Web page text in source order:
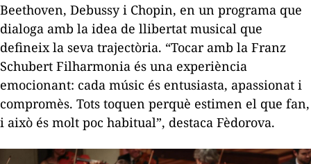
Beethoven, Debussy i Chopin, en un programa que
dialoga amb la idea de llibertat musical que
defineix la seva trajectòria. “Tocar amb la Franz
Schubert Filharmonia és una experiència
emocionant: cada músic és entusiasta, apassionat i
compromès. Tots toquen perquè estimen el que fan,
i això és molt poc habitual”, destaca Fèdorova.